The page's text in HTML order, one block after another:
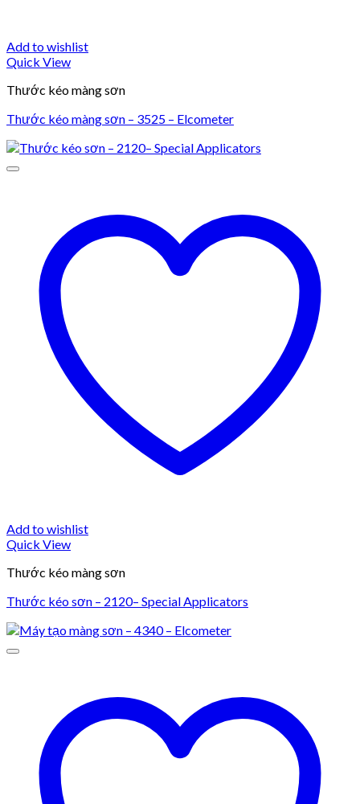
Add to wishlist
Quick View
Thước kéo màng sơn
Thước kéo màng sơn – 3525 – Elcometer
Add to wishlist
Quick View
Thước kéo màng sơn
Thước kéo sơn – 2120– Special Applicators